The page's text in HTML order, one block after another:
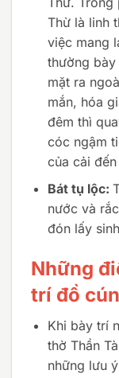
Thừ là linh
việc mang
thường
mặt ra
mắn, hóa
đêm thì
cóc ngậm
của cải
Bát tụ lộc:
nước và
đón lấy
Những
trí đồ
Khi bày trí
thờ Thần
những lưu